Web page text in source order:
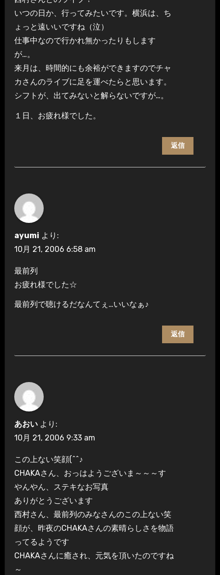
いつの日か、行ってみたいです。横浜は、ち
ょっと遠いいですね（泣）
仕事中なので行かれ無かったりもします
が…。
来月は、時間的にも余裕ができますのでチャ
カさんのライブに足を運べたらと思います。
シフトが、出てみないと解らないですが…。
１日、お疲れ様でした。
返信
ayumi より:
10月 21, 2006 6:58 am
最前列
お疲れ様でした☆
最前列で聴けるだなんてぇ…いいなぁ♪
返信
あおい より:
10月 21, 2006 9:33 am
この上ない笑顔(^^♪
CHAKAさん、おっはようございま～～～す
やんやん、ステキなお写真
ありがとうございます
西村さん、最前列のみなさんのこの上ない笑
顔が、昨夜のCHAKAさんの素晴らしさを物語
ってるようです
CHAKAさんに癒され、元気を頂いたのですね
～